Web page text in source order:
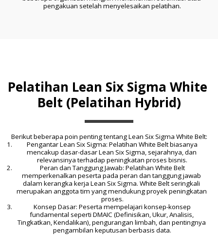
pengakuan setelah menyelesaikan pelatihan.
Pelatihan Lean Six Sigma White
Belt (Pelatihan Hybrid)
Berikut beberapa poin penting tentang Lean Six Sigma White Belt:
Pengantar Lean Six Sigma: Pelatihan White Belt biasanya
mencakup dasar-dasar Lean Six Sigma, sejarahnya, dan
relevansinya terhadap peningkatan proses bisnis.
memperkenalkan peserta pada peran dan tanggung jawab
dalam kerangka kerja Lean Six Sigma. White Belt seringkali
merupakan anggota tim yang mendukung proyek peningkatan
proses.
Konsep Dasar: Peserta mempelajari konsep-konsep
fundamental seperti DMAIC (Definisikan, Ukur, Analisis,
Tingkatkan, Kendalikan), pengurangan limbah, dan pentingnya
pengambilan keputusan berbasis data.